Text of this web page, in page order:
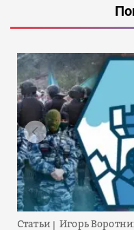
Статьи Игорь